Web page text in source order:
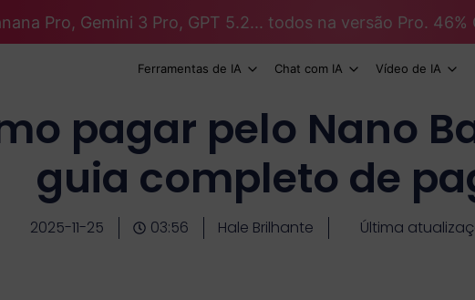
Pro, Gemini 3 Pro, GPT 5.2... todos na versão Pro. 46%
Ferramentas de IA Chat com IA Vídeo de IA
pagar pelo Nano
guia completo de
2025-11-25 03:56 Hale Brilhante Última